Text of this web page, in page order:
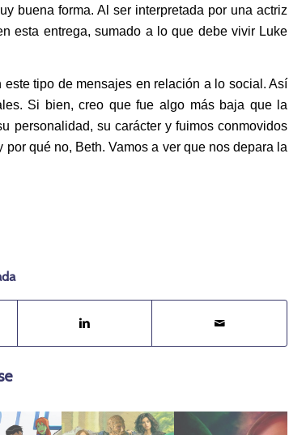
buena forma. Al ser interpretada por una actriz
esta entrega, sumado a lo que debe vivir Luke
tipo de mensajes en relación a lo social. Así
Si bien, creo que fue algo más baja que la
personalidad, su carácter y fuimos conmovidos
qué no, Beth. Vamos a ver que nos depara la